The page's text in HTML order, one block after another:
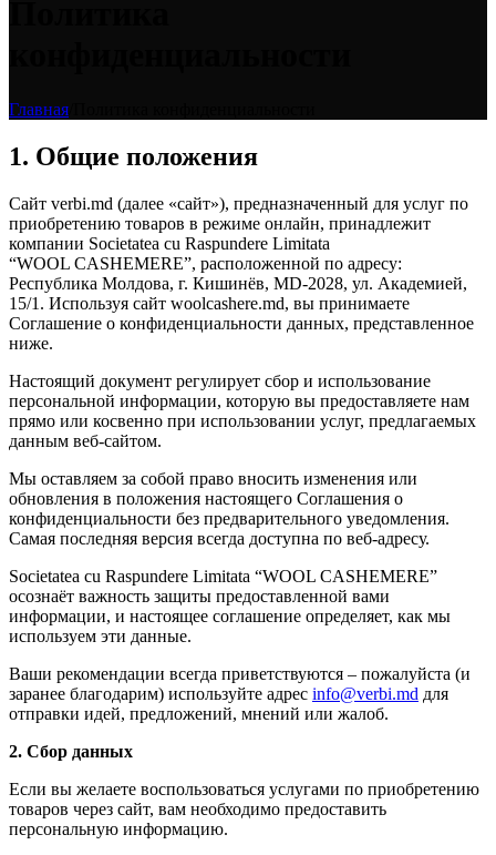
Главная
1. Общие положения
Сайт verbi.md (далее «сайт»), предназначенный для услуг по
приобретению товаров в режиме онлайн, принадлежит
компании Societatea cu Raspundere Limitata
“WOOL CASHEMERE”, расположенной по адресу:
Республика Молдова, г. Кишинёв, MD-2028, ул. Академией,
15/1. Используя сайт woolcashere.md, вы принимаете
Соглашение о конфиденциальности данных, представленное
ниже.
Настоящий документ регулирует сбор и использование
персональной информации, которую вы предоставляете нам
прямо или косвенно при использовании услуг, предлагаемых
данным веб-сайтом.
Мы оставляем за собой право вносить изменения или
обновления в положения настоящего Соглашения о
конфиденциальности без предварительного уведомления.
Самая последняя версия всегда доступна по веб-адресу.
Societatea cu Raspundere Limitata “WOOL CASHEMERE”
осознаёт важность защиты предоставленной вами
информации, и настоящее соглашение определяет, как мы
используем эти данные.
Ваши рекомендации всегда приветствуются – пожалуйста (и
заранее благодарим) используйте адрес info@verbi.md для
отправки идей, предложений, мнений или жалоб.
2. Сбор данных
Если вы желаете воспользоваться услугами по приобретению
товаров через сайт, вам необходимо предоставить
персональную информацию.